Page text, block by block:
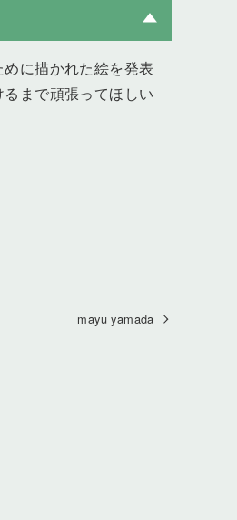
に描かれた絵を発表
まで頑張ってほしい
mayu yamada